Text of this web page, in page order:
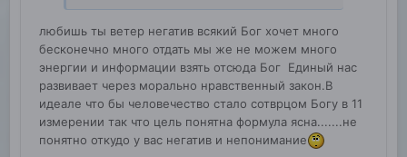
человечества нет внешнего врага
из глубокого космоса, возможно,
для того, чтобы спокойно
выполнять свою основную миссию
человечества — это жить для друг
друга, для созидания не только
любишь ты ветер негатив всякий Бог хочет много
бесконечно много отдать мы же не можем много
энергии и информации взять отсюда Бог Единый нас
развивает через морально нравственный закон.В
идеале что бы человечество стало сотврцом Богу в 11
измерении так что цель понятна формула ясна.......не
понятно откудо у вас негатив и непонимание